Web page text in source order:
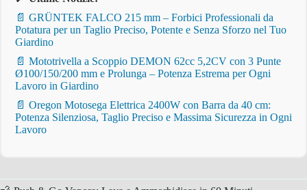
📄 GRÜNTEK FALCO 215 mm – Forbici Professionali da
Potatura per un Taglio Preciso, Potente e Senza Sforzo nel Tuo
Giardino
📄 Mototrivella a Scoppio DEMON 62cc 5,2CV con 3 Punte
Ø100/150/200 mm e Prolunga – Potenza Estrema per Ogni
Lavoro in Giardino
📄 Oregon Motosega Elettrica 2400W con Barra da 40 cm:
Potenza Silenziosa, Taglio Preciso e Massima Sicurezza in Ogni
Lavoro